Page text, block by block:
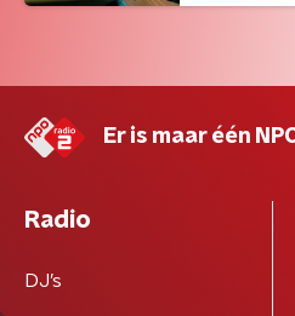
Er is maar één
Radio
DJ’s